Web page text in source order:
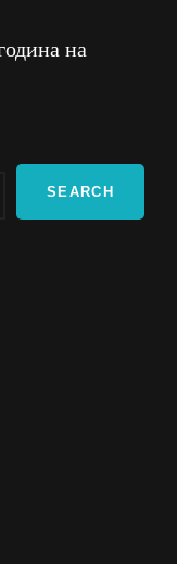
на
SEARCH